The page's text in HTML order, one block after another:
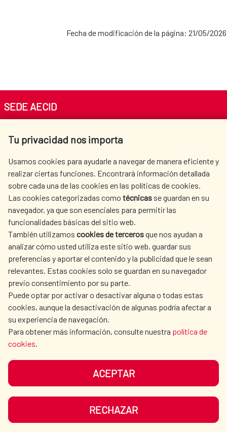
Fecha de modificación de la página: 21/05/2026
Tu privacidad nos importa
Usamos cookies para ayudarle a navegar de manera eficiente y
realizar ciertas funciones. Encontrará información detallada
sobre cada una de las cookies en las políticas de cookies.
Las cookies categorizadas como técnicas se guardan en su
navegador, ya que son esenciales para permitir las
funcionalidades básicas del sitio web.
También utilizamos cookies de tercerosque nos ayudan a
analizar cómo usted utiliza este sitio web, guardar sus
preferencias y aportar el contenido y la publicidad que le sean
relevantes. Estas cookies solo se guardan en su navegador
previo consentimiento por su parte.
Puede optar por activar o desactivar alguna o todas estas
cookies, aunque la desactivación de algunas podría afectar a
su experiencia de navegación.
Para obtener más información, consulte nuestra política de
cookies.
ACEPTAR
RECHAZAR
SEDE AECID
Tel. +34 900 20 30 54​​​​​​​
AECID
WHERE DO WE COOPERATE?
SPANISH HUMANITARIAN
ACTION
PRESS ROOM
CULTURE AND SCIENCE LIBRARY
OUR SOCIAL MEDIA
DATA PROTECTION
SITEMAP